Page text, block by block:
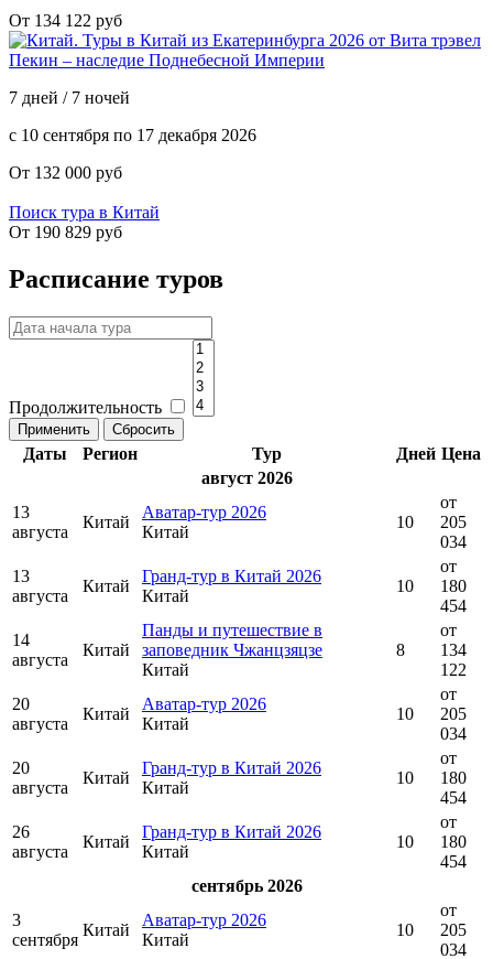
От 134 122 руб
Пекин – наследие Поднебесной Империи
7 дней / 7 ночей
с 10 сентября по 17 декабря 2026
От 132 000 руб
Поиск тура в Китай
От 190 829 руб
Расписание туров
Продолжительность
Даты Регион Тур Дней Цена
август 2026
13
августа
Китай
Аватар-тур 2026
Китай
10
от
205
034
13
августа
Китай
Гранд-тур в Китай 2026
Китай
10
от
180
454
14
августа
Китай
Панды и путешествие в
заповедник Чжанцзяцзе
Китай
8
от
134
122
20
августа
Китай
Аватар-тур 2026
Китай
10
от
205
034
20
августа
Китай
Гранд-тур в Китай 2026
Китай
10
от
180
454
26
августа
Китай
Гранд-тур в Китай 2026
Китай
10
от
180
454
сентябрь 2026
3
сентября
Китай
Аватар-тур 2026
Китай
10
от
205
034